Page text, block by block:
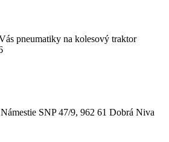
pneumatiky na kolesový traktor
SNP 47/9, 962 61 Dobrá Niva